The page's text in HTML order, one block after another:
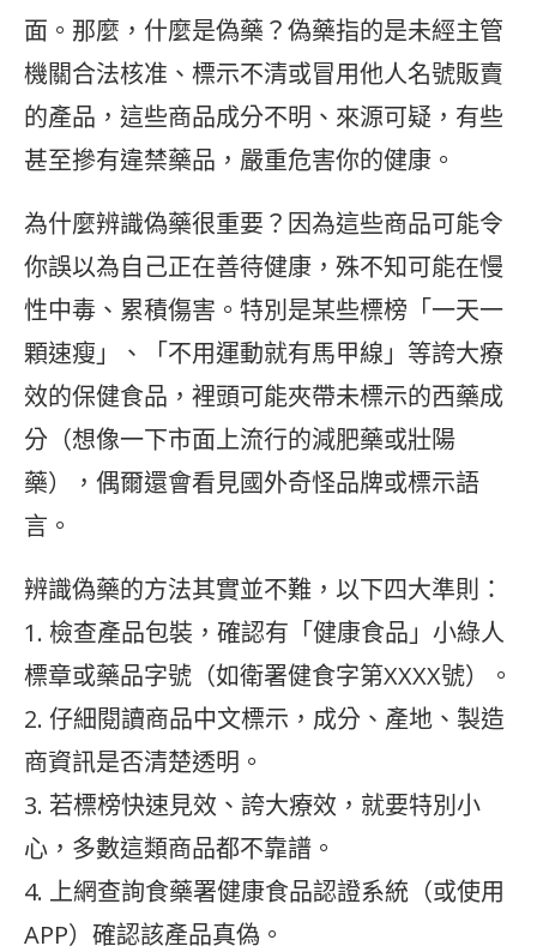
面。那麼，什麼是偽藥？偽藥指的是未經主管
機關合法核准、標示不清或冒用他人名號販賣
的產品，這些商品成分不明、來源可疑，有些
甚至摻有違禁藥品，嚴重危害你的健康。
為什麼辨識偽藥很重要？因為這些商品可能令
你誤以為自己正在善待健康，殊不知可能在慢
性中毒、累積傷害。特別是某些標榜「一天一
顆速瘦」、「不用運動就有馬甲線」等誇大療
效的保健食品，裡頭可能夾帶未標示的西藥成
分（想像一下市面上流行的減肥藥或壯陽
藥），偶爾還會看見國外奇怪品牌或標示語
言。
辨識偽藥的方法其實並不難，以下四大準則：
1. 檢查產品包裝，確認有「健康食品」小綠人
標章或藥品字號（如衛署健食字第XXXX號）。
2. 仔細閱讀商品中文標示，成分、產地、製造
商資訊是否清楚透明。
3. 若標榜快速見效、誇大療效，就要特別小
心，多數這類商品都不靠譜。
4. 上網查詢食藥署健康食品認證系統（或使用
APP）確認該產品真偽。